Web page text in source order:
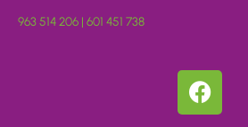
963 514 206 | 601 451 738
F
a